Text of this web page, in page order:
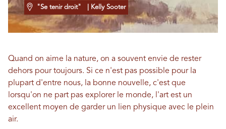
"Se tenir droit" | Kelly Sooter
Quand on aime la nature, on a souvent envie de rester
dehors pour toujours. Si ce n'est pas possible pour la
plupart d'entre nous, la bonne nouvelle, c'est que
lorsqu'on ne part pas explorer le monde, l'art est un
excellent moyen de garder un lien physique avec le plein
air.